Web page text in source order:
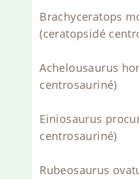
Brachyceratops
(ceratopsidé
Achelousaurus
centrosauriné)
Einiosaurus
centrosauriné)
Rubeosaurus